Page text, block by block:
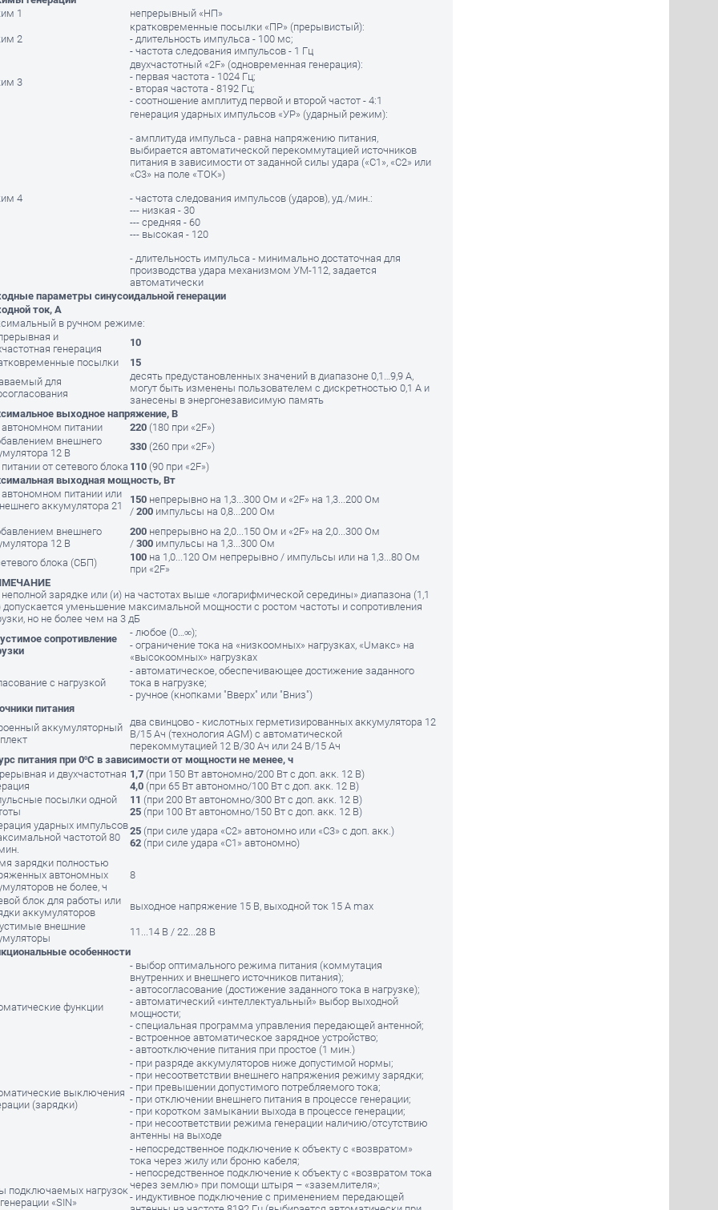
1
непрерывный «НП»
2
кратковременные посылки «ПР» (прерывистый):
- длительность импульса - 100 мс;
- частота следования импульсов - 1 Гц
3
двухчастотный «2F» (одновременная генерация):
- первая частота - 1024 Гц;
- вторая частота - 8192 Гц;
- соотношение амплитуд первой и второй частот - 4:1
4
генерация ударных импульсов «УР» (ударный режим):
- амплитуда импульса - равна напряжению питания,
выбирается автоматической перекоммутацией источников
питания в зависимости от заданной силы удара («С1», «С2» или
«С3» на поле «ТОК»)
- частота следования импульсов (ударов), уд./мин.:
--- низкая - 30
--- средняя - 60
--- высокая - 120
- длительность импульса - минимально достаточная для
производства удара механизмом УМ-112, задается
автоматически
параметры синусоидальной генерации
ток, А
в ручном режиме:
и
генерация
10
посылки
15
для
десять предустановленных значений в диапазоне 0,1…9,9 А,
могут быть изменены пользователем с дискретностью 0,1 А и
занесены в энергонезависимую память
выходное напряжение, В
питании
220 (180 при «2F»)
внешнего
12 В
330 (260 при «2F»)
от сетевого блока 110 (90 при «2F»)
выходная мощность, Вт
питании или
аккумулятора 21
150 непрерывно на 1,3...300 Ом и «2F» на 1,3...200 Ом
/ 200 импульсы на 0,8...200 Ом
внешнего
12 В
200 непрерывно на 2,0...150 Ом и «2F» на 2,0...300 Ом
/ 300 импульсы на 1,3...300 Ом
блока (СБП)
100 на 1,0...120 Ом непрерывно / импульсы или на 1,3...80 Ом
при «2F»
зарядке или (и) на частотах выше «логарифмической середины» диапазона (1,1
допускается уменьшение максимальной мощности с ростом частоты и сопротивления
но не более чем на 3 дБ
сопротивление
- любое (0…∞);
- ограничение тока на «низкоомных» нагрузках, «Uмакс» на
«высокоомных» нагрузках
с нагрузкой
- автоматическое, обеспечивающее достижение заданного
тока в нагрузке;
- ручное (кнопками "Вверх" или "Вниз")
питания
аккумуляторный два свинцово - кислотных герметизированных аккумулятора 12
В/15 Ач (технология AGM) с автоматической
перекоммутацией 12 В/30 Ач или 24 В/15 Ач
питания при 0ºС в зависимости от мощности не менее, ч
и двухчастотная 1,7 (при 150 Вт автономно/200 Вт с доп. акк. 12 В)
4,0 (при 65 Вт автономно/100 Вт с доп. акк. 12 В)
посылки одной
11 (при 200 Вт автономно/300 Вт с доп. акк. 12 В)
25 (при 100 Вт автономно/150 Вт с доп. акк. 12 В)
ударных импульсов
частотой 80
25 (при силе удара «С2» автономно или «С3» с доп. акк.)
62 (при силе удара «С1» автономно)
зарядки полностью
автономных
не более, ч
8
блок для работы или
аккумуляторов
выходное напряжение 15 В, выходной ток 15 А max
внешние
11...14 В / 22...28 В
особенности
функции
- выбор оптимального режима питания (коммутация
внутренних и внешнего источников питания);
- автосогласование (достижение заданного тока в нагрузке);
- автоматический «интеллектуальный» выбор выходной
мощности;
- специальная программа управления передающей антенной;
- встроенное автоматическое зарядное устройство;
- автоотключение питания при простое (1 мин.)
выключения
(зарядки)
- при разряде аккумуляторов ниже допустимой нормы;
- при несоответствии внешнего напряжения режиму зарядки;
- при превышении допустимого потребляемого тока;
- при отключении внешнего питания в процессе генерации;
- при коротком замыкании выхода в процессе генерации;
- при несоответствии режима генерации наличию/отсутствию
антенны на выходе
подключаемых нагрузок
«SIN»
- непосредственное подключение к объекту с «возвратом»
тока через жилу или броню кабеля;
- непосредственное подключение к объекту с «возвратом тока
через землю» при помощи штыря – «заземлителя»;
- индуктивное подключение с применением передающей